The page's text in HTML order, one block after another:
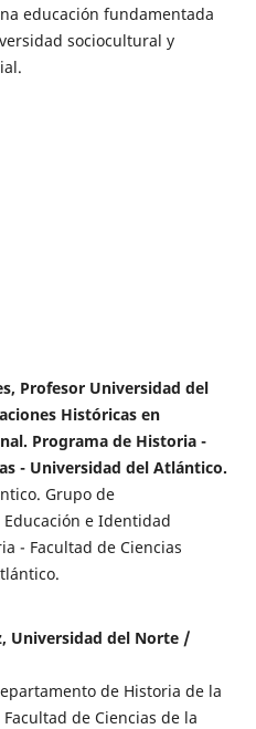
educación fundamentada
sociocultural y
Profesor Universidad del
Históricas en
Programa de Historia -
- Universidad del Atlántico.
Grupo de
e Identidad
- Facultad de Ciencias
Universidad del Norte /
de Historia de la
de Ciencias de la